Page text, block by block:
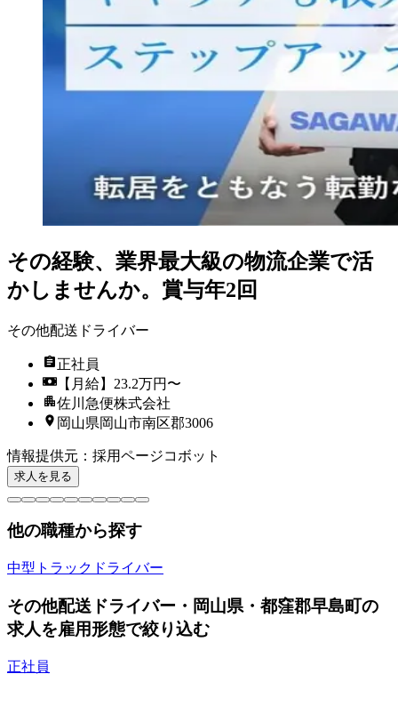
その経験、業界最大級の物流企業で活
かしませんか。賞与年2回
その他配送ドライバー
正社員
【月給】23.2万円〜
佐川急便株式会社
岡山県岡山市南区郡3006
情報提供元 ： 採用ページコボット
求人を見る
他の職種から探す
中型トラックドライバー
その他配送ドライバー・岡山県・都窪郡早島町の
求人を雇用形態で絞り込む
正社員